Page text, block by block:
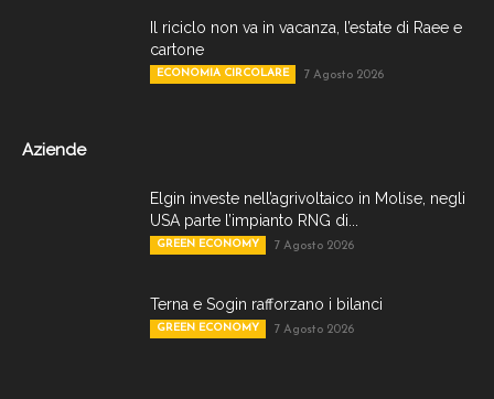
Il riciclo non va in vacanza, l’estate di Raee e
cartone
ECONOMIA CIRCOLARE 7 Agosto 2026
Aziende
Elgin investe nell’agrivoltaico in Molise, negli
USA parte l’impianto RNG di...
GREEN ECONOMY 7 Agosto 2026
Terna e Sogin rafforzano i bilanci
GREEN ECONOMY 7 Agosto 2026